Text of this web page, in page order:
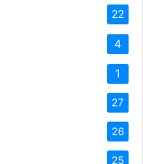
22
4
1
27
26
25